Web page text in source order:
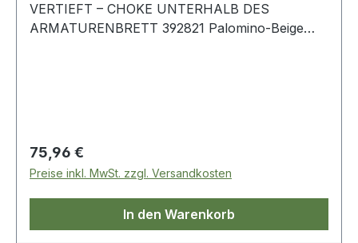
VERTIEFT – CHOKE UNTERHALB DES
ARMATURENBRETT 392821 Palomino-Beige
Regulärer Preis:
75,96 €
Preise inkl. MwSt. zzgl. Versandkosten
In den Warenkorb